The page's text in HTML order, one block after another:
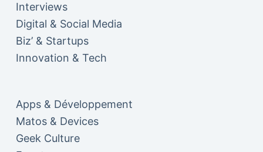
Interviews
Digital & Social Media
Biz’ & Startups
Innovation & Tech
Apps & Développement
Matos & Devices
Geek Culture